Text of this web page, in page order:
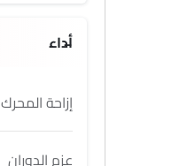
أداء
إزاحة المحرك
عزم الدوران